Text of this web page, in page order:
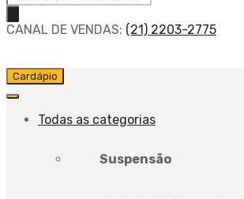
CANAL DE VENDAS: (21) 2203-2775
Cardápio
Todas as categorias
Suspensão